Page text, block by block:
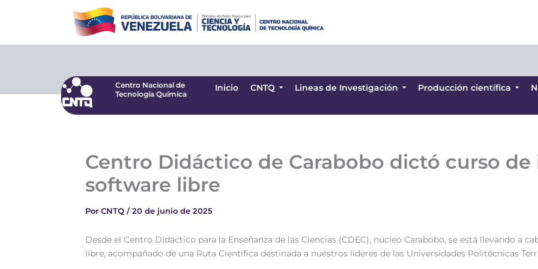
Tecnología Química
CNTQ
Centro Nacional de
Tecnología Química
Inicio CNTQ Lineas de Investigación Producción científica
Centro Didáctico de Carabobo dictó curso
software libre
Por CNTQ /20 de junio de 2025
Desde el Centro Didáctico para la Enseñanza de las Ciencias (CDEC), núcleo Carabobo, se está llevando a
libre, acompañado de una Ruta Científica destinada a nuestros líderes de las Universidades Politécnicas